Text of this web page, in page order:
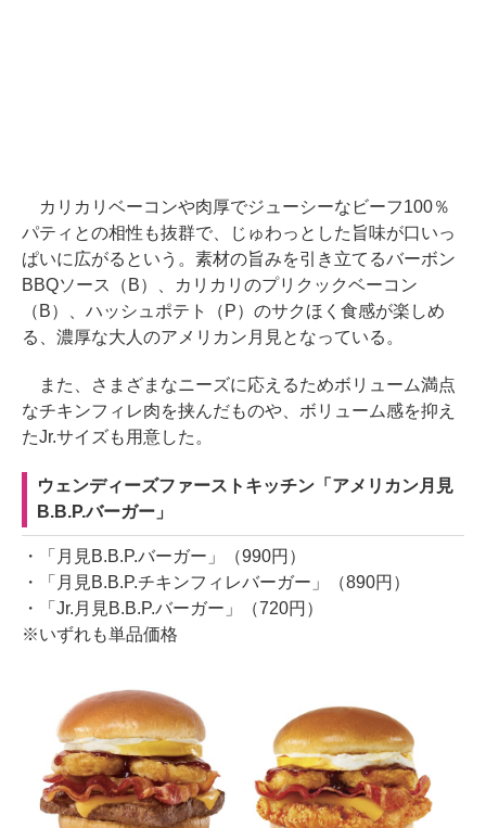
カリカリベーコンや肉厚でジューシーなビーフ100％
パティとの相性も抜群で、じゅわっとした旨味が口いっ
ぱいに広がるという。素材の旨みを引き立てるバーボン
BBQソース（B）、カリカリのプリクックベーコン
（B）、ハッシュポテト（P）のサクほく食感が楽しめ
る、濃厚な大人のアメリカン月見となっている。
また、さまざまなニーズに応えるためボリューム満点
なチキンフィレ肉を挟んだものや、ボリューム感を抑え
たJr.サイズも用意した。
ウェンディーズファーストキッチン「アメリカン月見
B.B.P.バーガー」
・「月見B.B.P.バーガー」（990円）
・「月見B.B.P.チキンフィレバーガー」（890円）
・「Jr.月見B.B.P.バーガー」（720円）
※いずれも単品価格